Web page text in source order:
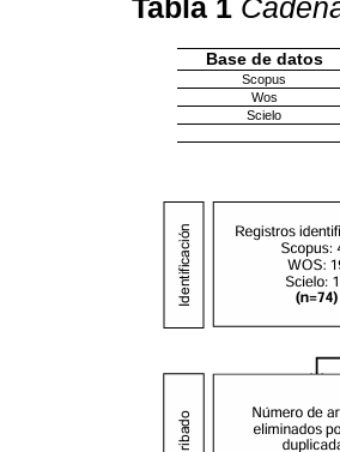
Tabla 1
Base de datos
Scopus
Wos
Scielo